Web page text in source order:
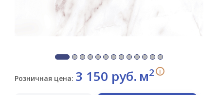
Розничная цена: 3 150 руб. м2 i